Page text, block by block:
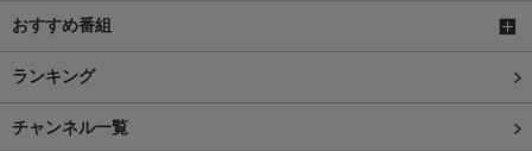
おすすめ番組
ランキング
チャンネル一覧